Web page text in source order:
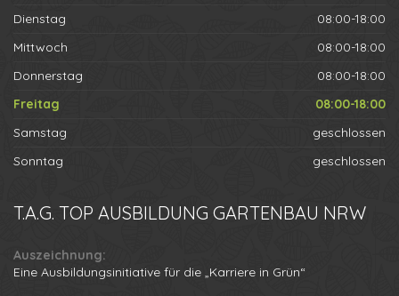
Dienstag
08:00-18:00
Mittwoch
08:00-18:00
Donnerstag
08:00-18:00
Freitag
08:00-18:00
Samstag
geschlossen
Sonntag
geschlossen
T.A.G. TOP AUSBILDUNG GARTENBAU NRW
Auszeichnung:
Eine Ausbildungsinitiative für die „Karriere in Grün“